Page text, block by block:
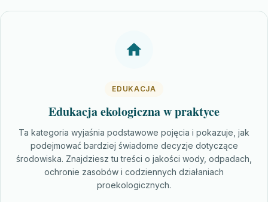
EDUKACJA
Edukacja ekologiczna w praktyce
Ta kategoria wyjaśnia podstawowe pojęcia i pokazuje, jak
podejmować bardziej świadome decyzje dotyczące
środowiska. Znajdziesz tu treści o jakości wody, odpadach,
ochronie zasobów i codziennych działaniach
proekologicznych.